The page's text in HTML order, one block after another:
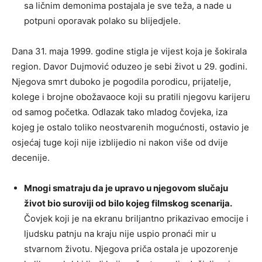
sa ličnim demonima postajala je sve teža, a nade u
potpuni oporavak polako su blijedjele.
Dana 31. maja 1999. godine stigla je vijest koja je šokirala
region. Davor Dujmović oduzeo je sebi život u 29. godini.
Njegova smrt duboko je pogodila porodicu, prijatelje,
kolege i brojne obožavaoce koji su pratili njegovu karijeru
od samog početka. Odlazak tako mladog čovjeka, iza
kojeg je ostalo toliko neostvarenih mogućnosti, ostavio je
osjećaj tuge koji nije izblijedio ni nakon više od dvije
decenije.
Mnogi smatraju da je upravo u njegovom slučaju
život bio suroviji od bilo kojeg filmskog scenarija.
Čovjek koji je na ekranu briljantno prikazivao emocije i
ljudsku patnju na kraju nije uspio pronaći mir u
stvarnom životu. Njegova priča ostala je upozorenje